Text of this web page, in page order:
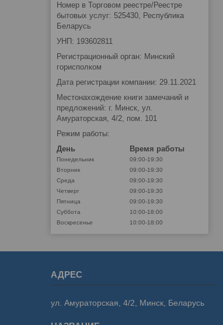
Номер в Торговом реестре/Реестре
бытовых услуг: 525430, Республика
Беларусь
УНП: 193602811
Регистрационный орган: Минский
горисполком
Дата регистрации компании: 29.11.2021
Местонахождение книги замечаний и
предложений: г. Минск, ул.
Амураторская, 4/2, пом. 101
Режим работы:
День
Время работы
Понедельник
09:00-19:30
Вторник
09:00-19:30
Среда
09:00-19:30
Четверг
09:00-19:30
Пятница
09:00-19:30
Суббота
10:00-18:00
Воскресенье
10:00-18:00
ул. Амураторская, 4/2, Минск, Беларусь